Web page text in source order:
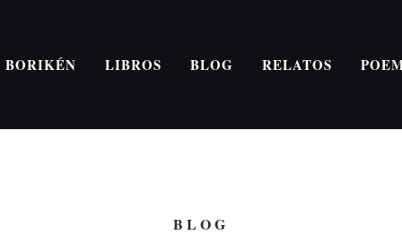
LIBROS BLOG RELATOS
BLOG